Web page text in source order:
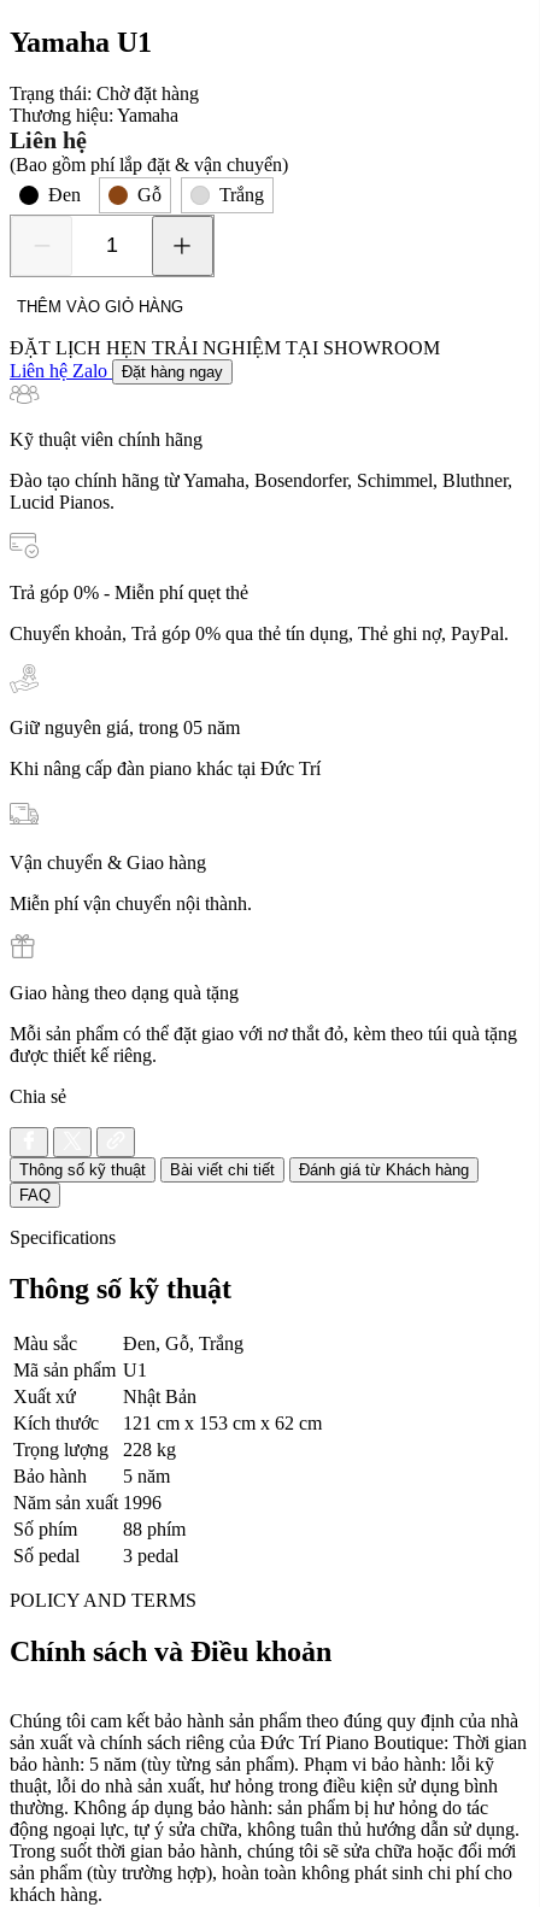
Yamaha U1
Trạng thái: Chờ đặt hàng
Thương hiệu: Yamaha
Liên hệ
(Bao gồm phí lắp đặt & vận chuyển)
Đen
Gỗ Trắng
U1
số
lượng
THÊM VÀO GIỎ HÀNG
ĐẶT LỊCH HẸN TRẢI NGHIỆM TẠI SHOWROOM
Liên hệ Zalo
Đặt hàng ngay
Kỹ thuật viên chính hãng
Đào tạo chính hãng từ Yamaha, Bosendorfer, Schimmel, Bluthner,
Lucid Pianos.
Trả góp 0% - Miễn phí quẹt thẻ
Chuyển khoản, Trả góp 0% qua thẻ tín dụng, Thẻ ghi nợ, PayPal.
Giữ nguyên giá, trong 05 năm
Khi nâng cấp đàn piano khác tại Đức Trí
Vận chuyển & Giao hàng
Miễn phí vận chuyển nội thành.
Giao hàng theo dạng quà tặng
Mỗi sản phẩm có thể đặt giao với nơ thắt đỏ, kèm theo túi quà tặng
được thiết kế riêng.
Chia sẻ
Thông số kỹ thuật Bài viết chi tiết
Đánh giá từ Khách hàng
FAQ
Specifications
Thông số kỹ thuật
Màu sắc
Đen, Gỗ, Trắng
Mã sản phẩm U1
Xuất xứ
Nhật Bản
Kích thước
121 cm x 153 cm x 62 cm
Trọng lượng
228 kg
Bảo hành
5 năm
Năm sản xuất 1996
Số phím
88 phím
Số pedal
3 pedal
POLICY AND TERMS
Chính sách và Điều khoản
Chúng tôi cam kết bảo hành sản phẩm theo đúng quy định của nhà
sản xuất và chính sách riêng của Đức Trí Piano Boutique: Thời gian
bảo hành: 5 năm (tùy từng sản phẩm). Phạm vi bảo hành: lỗi kỹ
thuật, lỗi do nhà sản xuất, hư hỏng trong điều kiện sử dụng bình
thường. Không áp dụng bảo hành: sản phẩm bị hư hỏng do tác
động ngoại lực, tự ý sửa chữa, không tuân thủ hướng dẫn sử dụng.
Trong suốt thời gian bảo hành, chúng tôi sẽ sửa chữa hoặc đổi mới
sản phẩm (tùy trường hợp), hoàn toàn không phát sinh chi phí cho
khách hàng.